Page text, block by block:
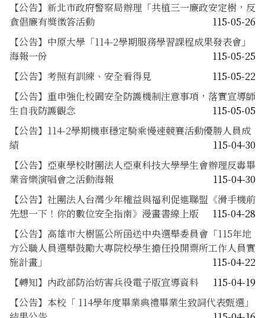
【公告】新北市政府警察局辦理「共植三一廉政安定樹，反
貪倡廉有獎徵答活動
115-05-26
【公告】中原大學「114-2學期服務學習課程成果發表會」
海報一份
115-05-25
【公告】考照有訓練、安全看得見
115-05-22
【公告】重申強化校園安全防護機制注意事項，落實宣導師
生自我防護觀念
115-05-05
【公告】114-2學期機車穩定騎乘慢速競賽活動優勝人員成
績
115-04-30
【公告】亞東學校財團法人亞東科技大學學生會辦理反毒畢
業音樂演唱會之活動海報
115-04-30
【公告】社團法人台灣少年權益與福利促進聯盟《滑手機前
先想一下！你的數位安全指南》漫畫書線上版
115-04-28
【公告】高雄市大樹區公所函送中央選舉委員會「115年地
方公職人員選舉鼓勵大專院校學生擔任投開票所工作人員實
施計畫」
115-04-22
【轉知】內政部防治妨害兵役電子版宣導資料
115-04-19
【公告】本校「 114學年度畢業典禮畢業生致詞代表甄選」